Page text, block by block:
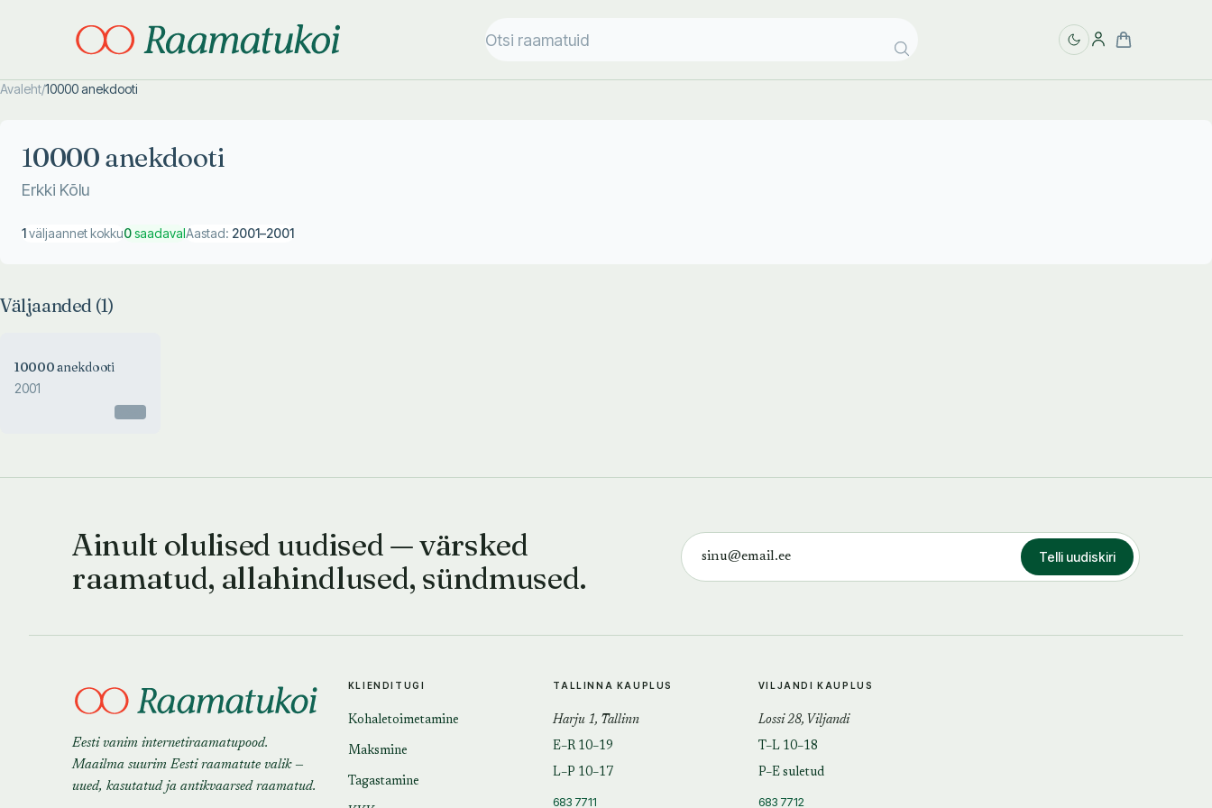
Avaleht/10000 anekdooti
10000 anekdooti
Erkki Kõlu
1väljaannet kokku0saadavalAastad: 2001–2001
Väljaanded (1)
10000 anekdooti
2001
Ainult olulised uudised — värsked
raamatud, allahindlused, sündmused.
Telli uudiskiri
Eesti vanim internetiraamatupood.
Maailma suurim Eesti raamatute valik —
uued, kasutatud ja antikvaarsed raamatud.
KLIENDITUGI
Kohaletoimetamine
Maksmine
Tagastamine
TALLINNA KAUPLUS
Harju 1, Tallinn
E–R 10–19
L–P 10–17
683 7711
VILJANDI KAUPLUS
Lossi 28, Viljandi
T–L 10–18
P–E suletud
683 7712